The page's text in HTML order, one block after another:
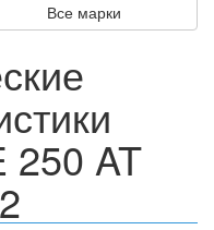
Все марки
250 AT